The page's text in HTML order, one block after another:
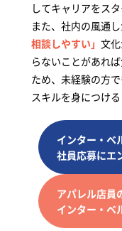
してキャリアをスタ
また、社内の風通し
相談しやすい」 文
らないことがあれ
ため、未経験の方
スキルを身につける
インター・ベ
社員応募にエ
アパレル店員
インター・ベ